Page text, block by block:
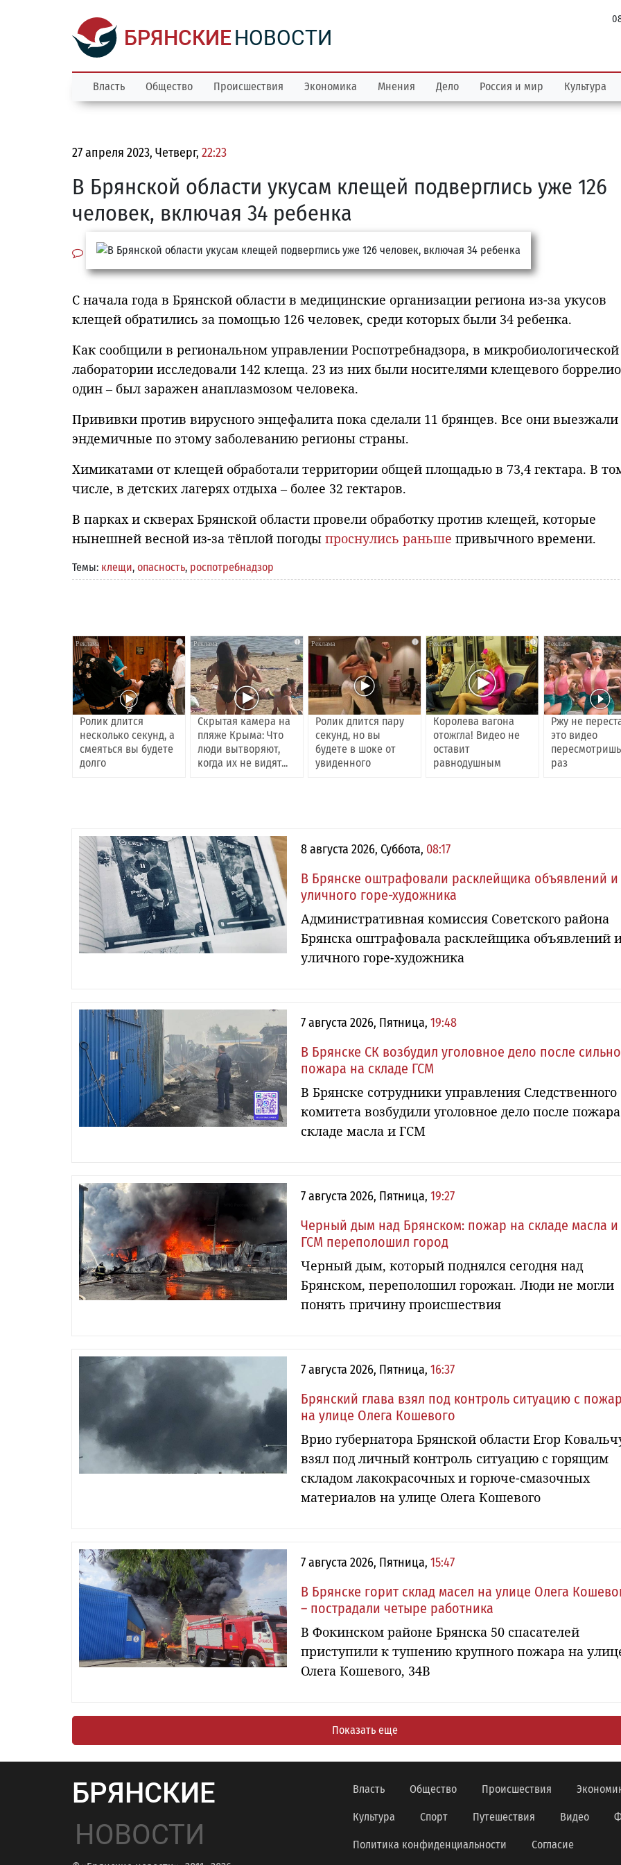
БРЯНСКИЕНОВОСТИ
Власть Общество Происшествия Экономика Мнения Дело Россия и мир Культура
27 апреля 2023, Четверг, 22:23
В Брянской области укусам клещей подверглись уже 126
человек, включая 34 ребенка
С начала года в Брянской области в медицинские организации региона из-за укусов
клещей обратились за помощью 126 человек, среди которых были 34 ребенка.
Как сообщили в региональном управлении Роспотребнадзора, в микробиологической
лаборатории исследовали 142 клеща. 23 из них были носителями клещевого
один – был заражен анаплазмозом человека.
Прививки против вирусного энцефалита пока сделали 11 брянцев. Все они выезжали
эндемичные по этому заболеванию регионы страны.
Химикатами от клещей обработали территории общей площадью в 73,4 гектара. В
числе, в детских лагерях отдыха – более 32 гектаров.
В парках и скверах Брянской области провели обработку против клещей, которые
нынешней весной из-за тёплой погоды проснулись раньше привычного времени.
Темы: клещи, опасность, роспотребнадзор
i
Ролик длится
несколько секунд, а
смеяться вы будете
долго
i
Скрытая камера на
пляже Крыма: Что
люди вытворяют,
когда их не видят...
i
Ролик длится пару
секунд, но вы
будете в шоке от
увиденного
i
Королева вагона
отожгла! Видео не
оставит
равнодушным
Ржу не
это видео
раз
8 августа 2026, Суббота, 08:17
В Брянске оштрафовали расклейщика объявлений и
уличного горе-художника
Административная комиссия Советского района
Брянска оштрафовала расклейщика объявлений
уличного горе-художника
7 августа 2026, Пятница, 19:48
В Брянске СК возбудил уголовное дело после
пожара на складе ГСМ
В Брянске сотрудники управления Следственного
комитета возбудили уголовное дело после
складе масла и ГСМ
7 августа 2026, Пятница, 19:27
Черный дым над Брянском: пожар на складе масла и
ГСМ переполошил город
Черный дым, который поднялся сегодня над
Брянском, переполошил горожан. Люди не могли
понять причину происшествия
7 августа 2026, Пятница, 16:37
Брянский глава взял под контроль ситуацию с
на улице Олега Кошевого
Врио губернатора Брянской области Егор
взял под личный контроль ситуацию с горящим
складом лакокрасочных и горюче-смазочных
материалов на улице Олега Кошевого
7 августа 2026, Пятница, 15:47
В Брянске горит склад масел на улице Олега
– пострадали четыре работника
В Фокинском районе Брянска 50 спасателей
приступили к тушению крупного пожара на
Олега Кошевого, 34В
Показать еще
БРЯНСКИЕ
НОВОСТИ
Власть Общество Происшествия
Культура Спорт Путешествия Видео
Политика конфиденциальности Согласие